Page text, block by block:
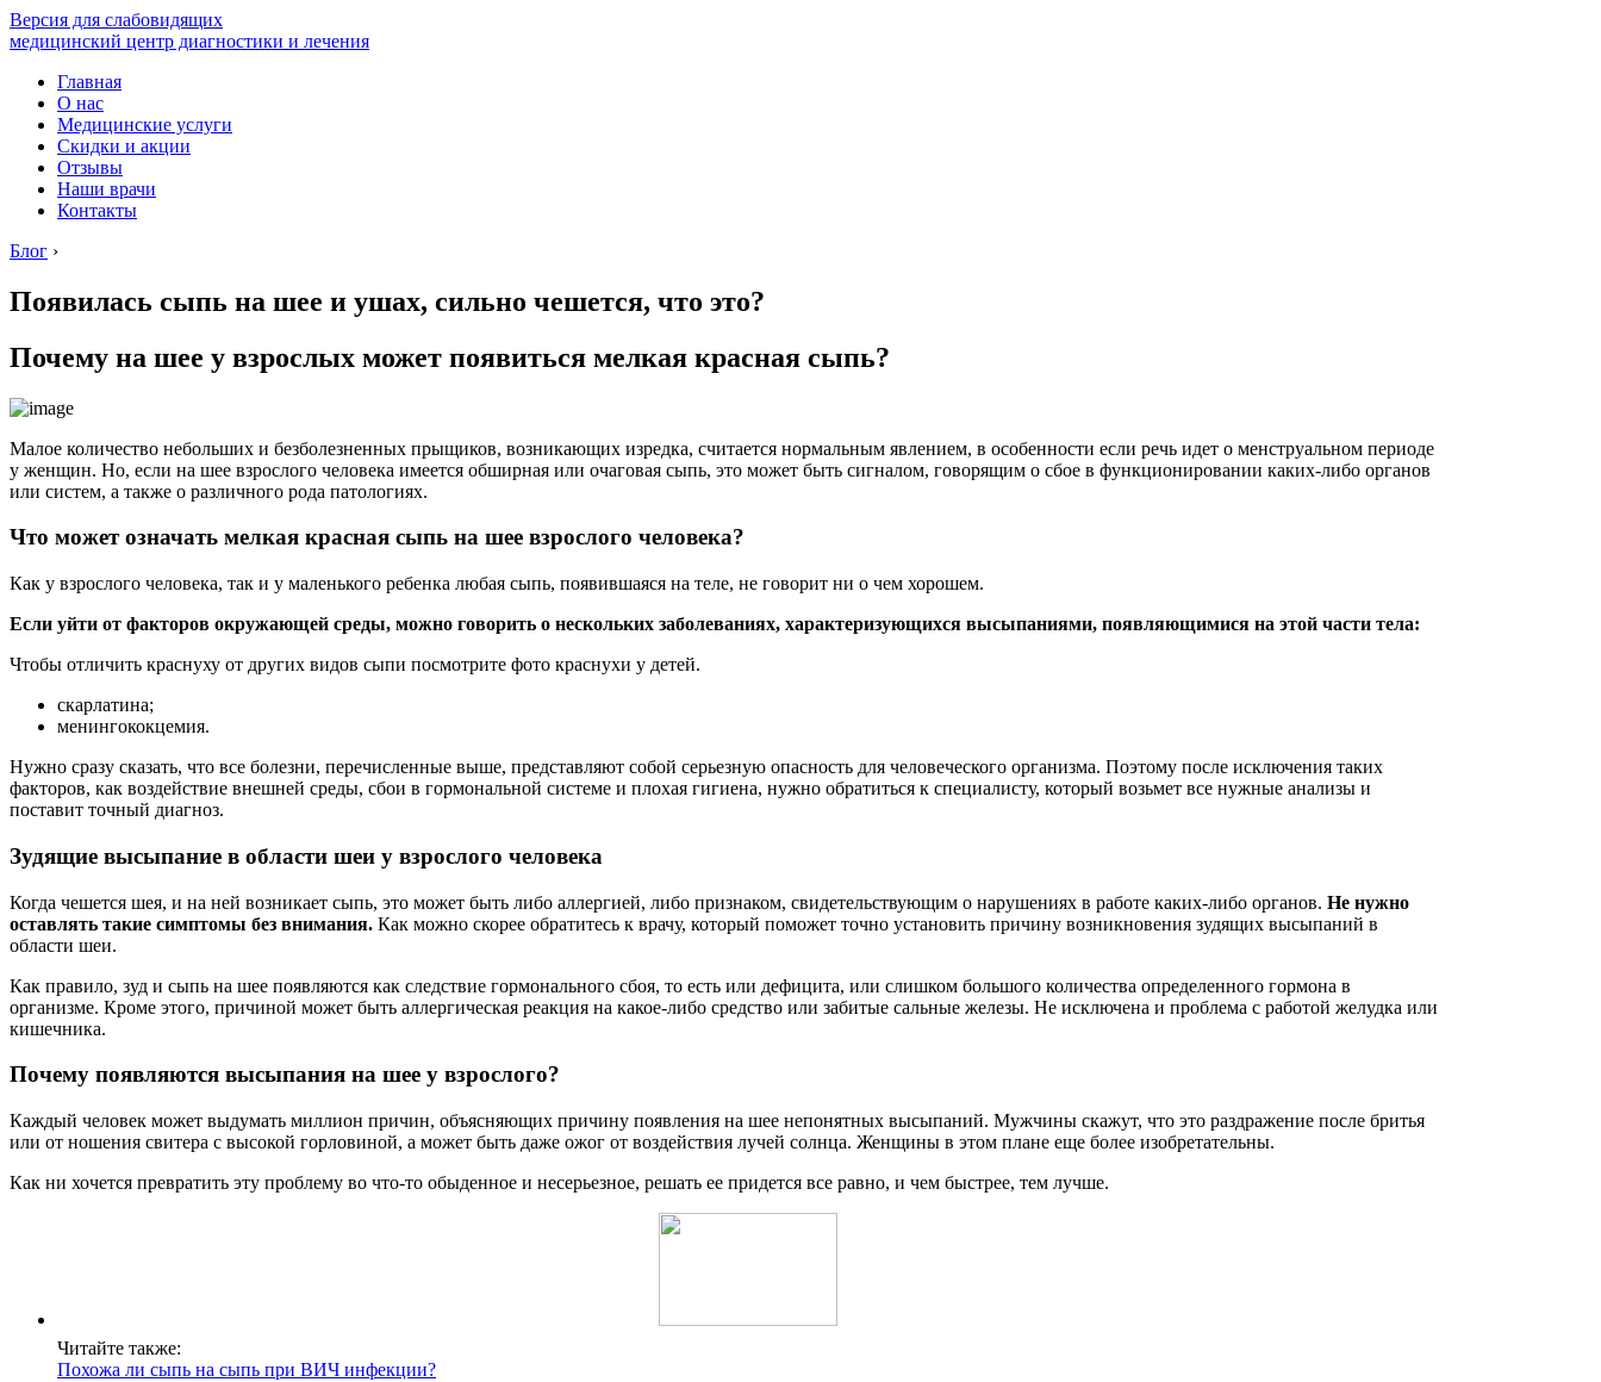
Версия для слабовидящих
медицинский центр диагностики и лечения
Главная
О нас
Медицинские услуги
Скидки и акции
Отзывы
Наши врачи
Контакты
Блог ›
Появилась сыпь на шее и ушах, сильно чешется, что это?
Почему на шее у взрослых может появиться мелкая красная сыпь?
Малое количество небольших и безболезненных прыщиков, возникающих изредка, считается нормальным явлением, в особенности если речь идет о менструальном периоде
у женщин. Но, если на шее взрослого человека имеется обширная или очаговая сыпь, это может быть сигналом, говорящим о сбое в функционировании каких-либо органов
или систем, а также о различного рода патологиях.
Что может означать мелкая красная сыпь на шее взрослого человека?
Как у взрослого человека, так и у маленького ребенка любая сыпь, появившаяся на теле, не говорит ни о чем хорошем.
Если уйти от факторов окружающей среды, можно говорить о нескольких заболеваниях, характеризующихся высыпаниями, появляющимися на этой части тела:
Чтобы отличить краснуху от других видов сыпи посмотрите фото краснухи у детей.
скарлатина;
менингококцемия.
Нужно сразу сказать, что все болезни, перечисленные выше, представляют собой серьезную опасность для человеческого организма. Поэтому после исключения таких
факторов, как воздействие внешней среды, сбои в гормональной системе и плохая гигиена, нужно обратиться к специалисту, который возьмет все нужные анализы и
поставит точный диагноз.
Зудящие высыпание в области шеи у взрослого человека
Когда чешется шея, и на ней возникает сыпь, это может быть либо аллергией, либо признаком, свидетельствующим о нарушениях в работе каких-либо органов. Не нужно
оставлять такие симптомы без внимания. Как можно скорее обратитесь к врачу, который поможет точно установить причину возникновения зудящих высыпаний в
области шеи.
Как правило, зуд и сыпь на шее появляются как следствие гормонального сбоя, то есть или дефицита, или слишком большого количества определенного гормона в
организме. Кроме этого, причиной может быть аллергическая реакция на какое-либо средство или забитые сальные железы. Не исключена и проблема с работой желудка или
кишечника.
Почему появляются высыпания на шее у взрослого?
Каждый человек может выдумать миллион причин, объясняющих причину появления на шее непонятных высыпаний. Мужчины скажут, что это раздражение после бритья
или от ношения свитера с высокой горловиной, а может быть даже ожог от воздействия лучей солнца. Женщины в этом плане еще более изобретательны.
Как ни хочется превратить эту проблему во что-то обыденное и несерьезное, решать ее придется все равно, и чем быстрее, тем лучше.
Читайте также:
Похожа ли сыпь на сыпь при ВИЧ инфекции?